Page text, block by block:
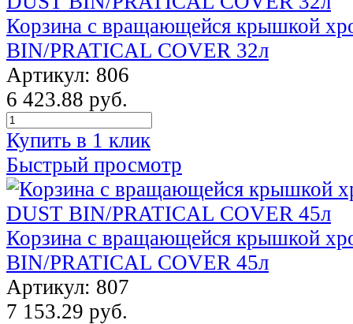
Корзина с вращающейся крышкой
BIN/PRATICAL COVER 32л
Артикул: 806
6 423.88 руб.
Купить в 1 клик
Быстрый просмотр
Корзина с вращающейся крышкой
BIN/PRATICAL COVER 45л
Артикул: 807
7 153.29 руб.